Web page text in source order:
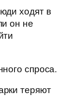
ходят в
он не
спроса.
теряют